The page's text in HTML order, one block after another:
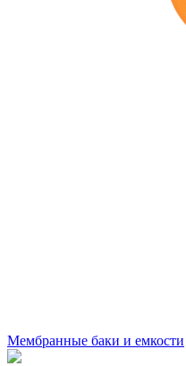
Мембранные баки и емкости